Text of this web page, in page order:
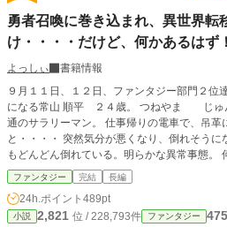
「偽悪者」として振る舞
悪を纏い、純白の剣を振る
で哀しいダークヒーローの
勇者召喚に巻き込まれ、異世界転
け・・・・だけど、何かあるはず！
よっしぃ
書籍情報
９月１１日、１２日、ファンタジー部門２位達成中です！ 僕
になる常山 順平 ２４歳。 つねやま じゅんぺいと読む
通のサラリーマン。 仕事帰りの電車で、吊革に捕まりうつらうつらしている
と・・・・ 突然気分が悪くなり、倒れそうになる。 周りを見ると、周りの人々
もどんどん倒れている。明らかな異常事態。 何が起こったか分からないまま、
気を失う。 気が付けば電車ではなく、どこかの建物。 周りにも人が倒れてい
る。 僕と同じようなリーマンから、数人の女子高生や男子学生、仕事帰りの若
い女性や、定年近いおっさんとか。 気が付けば誰かがしゃべってる。 どうやら
よくある勇者召喚とやらが行われ、たまたま
ファンタジー 完結 長編
24h.ポイント 489pt
小説 2,821 位 / 228,793件 ファンタジー 475